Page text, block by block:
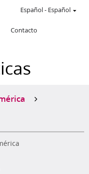
Contacto
Español- Español